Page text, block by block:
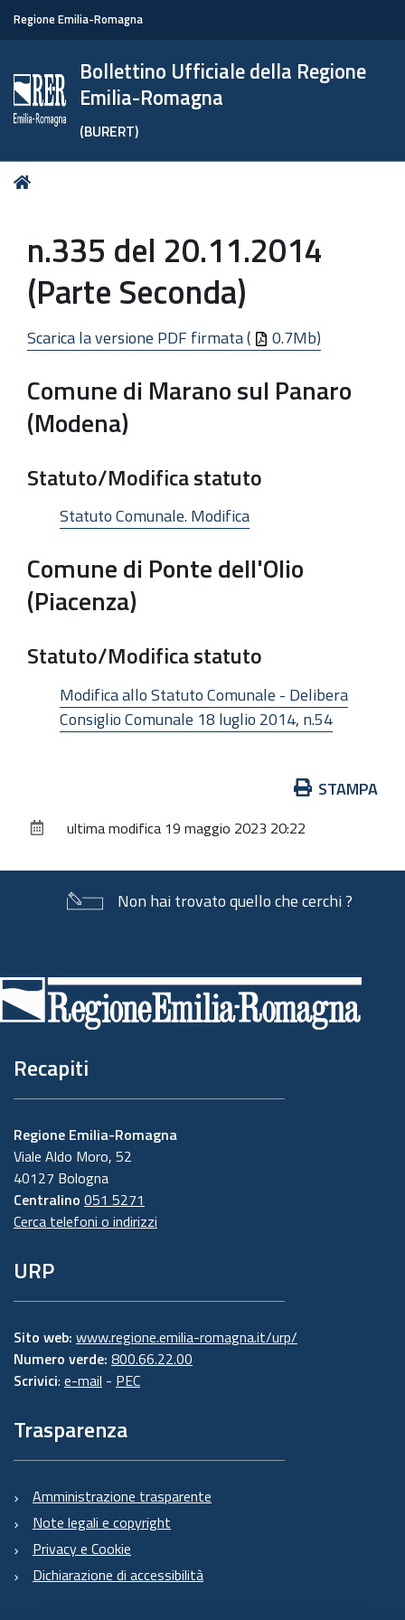
Regione Emilia-Romagna
Bollettino Ufficiale della Regione
Emilia-Romagna
(BURERT)
Tu
n.335 del 20.11.2014
(Parte Seconda)
Scarica la versione PDF firmata ( 0.7Mb)
Comune di Marano sul Panaro
(Modena)
Statuto/Modifica statuto
Statuto Comunale. Modifica
Comune di Ponte dell'Olio
(Piacenza)
Statuto/Modifica statuto
Modifica allo Statuto Comunale - Delibera
Consiglio Comunale 18 luglio 2014, n.54
documento
STAMPA
ultima modifica 19 maggio 2023 20:22
Non hai trovato quello che cerchi ?
di
pagina
Recapiti
Regione Emilia-Romagna
Viale Aldo Moro, 52
40127 Bologna
Centralino 051 5271
Cerca telefoni o indirizzi
URP
Sito web: www.regione.emilia-romagna.it/urp/
Numero verde: 800.66.22.00
Scrivici: e-mail - PEC
Trasparenza
Amministrazione trasparente
Note legali e copyright
Privacy e Cookie
Dichiarazione di accessibilità